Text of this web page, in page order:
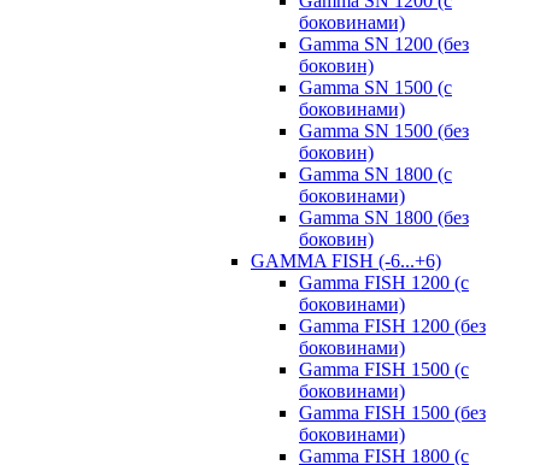
боковинами)
Gamma SN 1200 (без
боковин)
Gamma SN 1500 (с
боковинами)
Gamma SN 1500 (без
боковин)
Gamma SN 1800 (с
боковинами)
Gamma SN 1800 (без
боковин)
GAMMA FISH (-6...+6)
Gamma FISH 1200 (с
боковинами)
Gamma FISH 1200 (без
боковинами)
Gamma FISH 1500 (с
боковинами)
Gamma FISH 1500 (без
боковинами)
Gamma FISH 1800 (с